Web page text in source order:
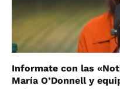
Informate con las
María O’Donnell y